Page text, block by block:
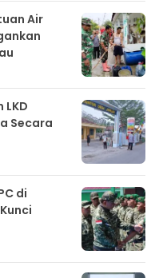
Air
LKD
Secara
di